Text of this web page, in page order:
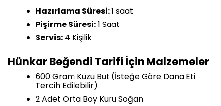
Hazırlama Süresi:1 saat
Pişirme Süresi:1 Saat
Servis: 4 Kişilik
Hünkar Beğendi Tarifi İçin Malzemeler
600 Gram Kuzu But (İsteğe Göre Dana Eti
Tercih Edilebilir)
2 Adet Orta Boy Kuru Soğan